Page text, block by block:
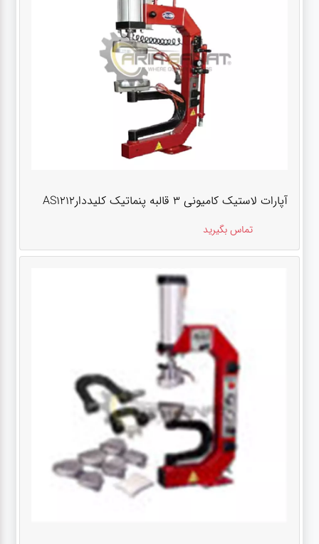
آپارات لاستیک کامیونی 3 قالبه پنماتیک کلیددارAS1212
تماس بگیرید